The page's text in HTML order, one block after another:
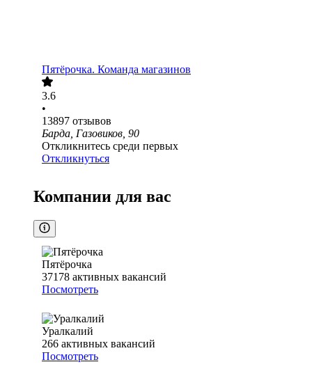
Пятёрочка. Команда магазинов
3.6
•
13897 отзывов
Барда, Газовиков, 90
Откликнитесь среди первых
Откликнуться
Компании для вас
Пятёрочка
37178 активных вакансий
Посмотреть
Уралкалий
266 активных вакансий
Посмотреть